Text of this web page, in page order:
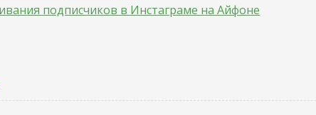
подписчиков в Инстаграме на Айфоне